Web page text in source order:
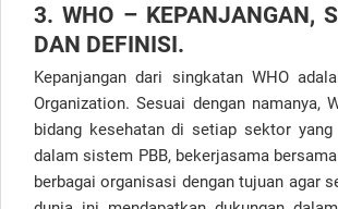
3. WHO – KEPANJANGAN,
DAN DEFINISI.
Kepanjangan dari singkatan WHO
Organization. Sesuai dengan namanya,
bidang kesehatan di setiap sektor yang
dalam sistem PBB, bekerjasama
berbagai organisasi dengan tujuan agar